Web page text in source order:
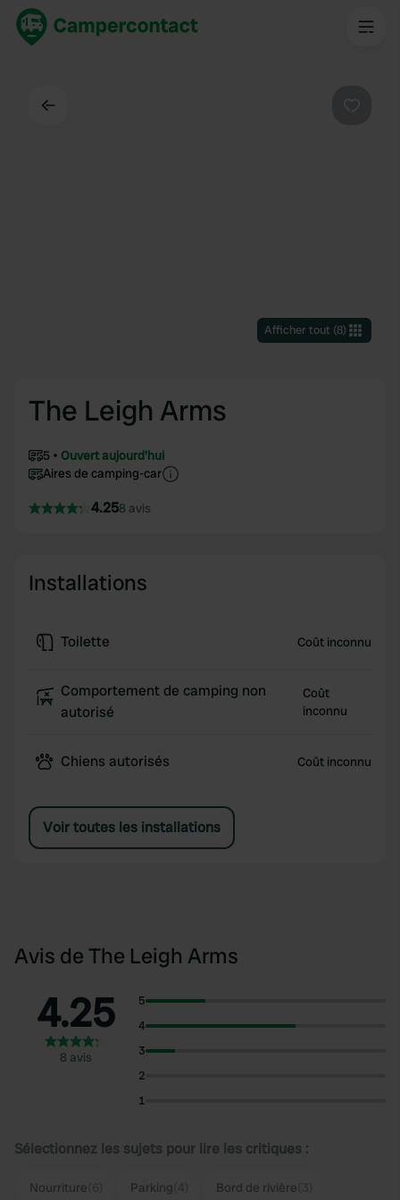
Afficher tout(8)
The Leigh Arms
5
Ouvert aujourd'hui
Aires de camping-car
4.258 avis
Installations
Toilette Coût inconnu
Comportement de camping non
autorisé
Coût
inconnu
Chiens autorisés Coût inconnu
Voir toutes les installations
Avis de The Leigh Arms
4.25
8 avis
5
4
3
2
1
Sélectionnez les sujets pour lire les critiques :
Nourriture Parking Bord de rivière